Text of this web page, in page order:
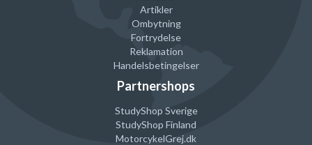
Artikler
Ombytning
Fortrydelse
Reklamation
Handelsbetingelser
Partnershops
StudyShop Sverige
StudyShop Finland
MotorcykelGrej.dk